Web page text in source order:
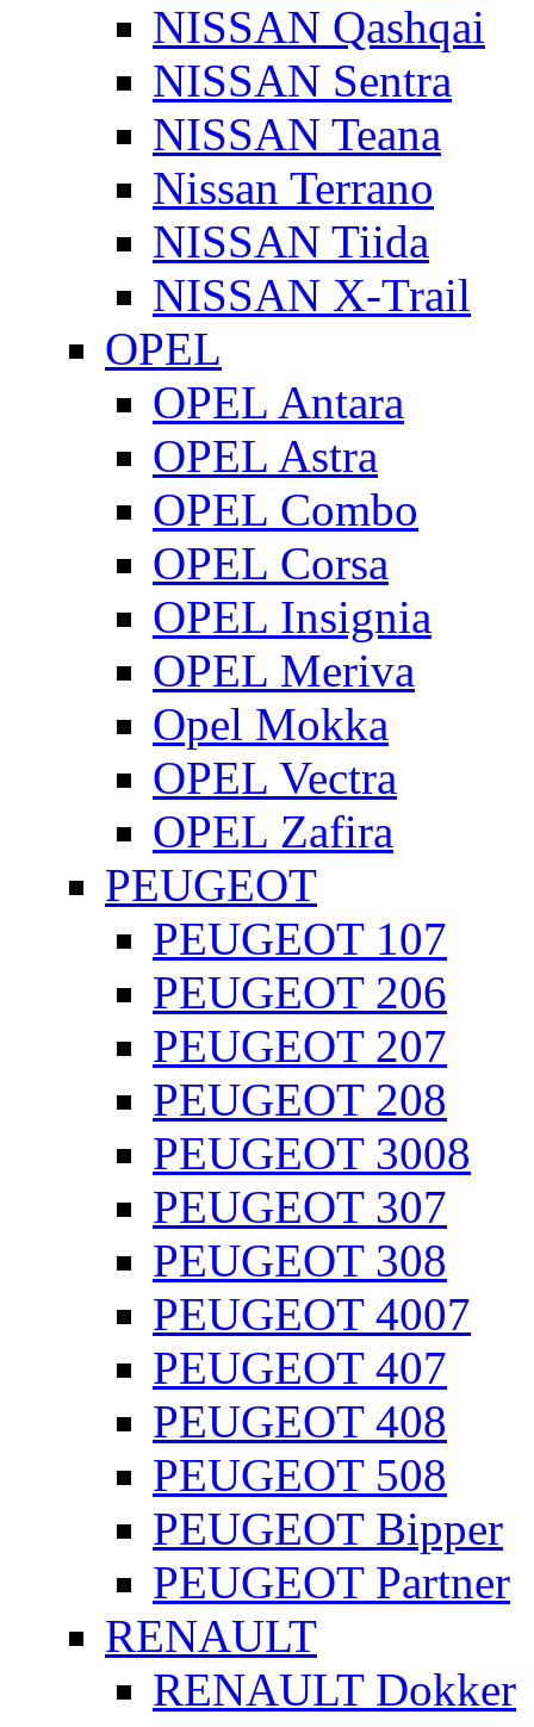
NISSAN Qashqai
NISSAN Sentra
NISSAN Teana
Nissan Terrano
NISSAN Tiida
NISSAN X-Trail
OPEL
OPEL Antara
OPEL Astra
OPEL Combo
OPEL Corsa
OPEL Insignia
OPEL Meriva
Opel Mokka
OPEL Vectra
OPEL Zafira
PEUGEOT
PEUGEOT 107
PEUGEOT 206
PEUGEOT 207
PEUGEOT 208
PEUGEOT 3008
PEUGEOT 307
PEUGEOT 308
PEUGEOT 4007
PEUGEOT 407
PEUGEOT 408
PEUGEOT 508
PEUGEOT Bipper
PEUGEOT Partner
RENAULT
RENAULT Dokker